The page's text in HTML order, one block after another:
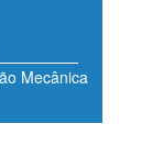
Mecânica